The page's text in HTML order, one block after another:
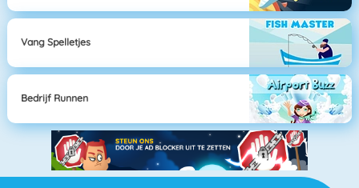
Vang Spelletjes
Bedrijf Runnen